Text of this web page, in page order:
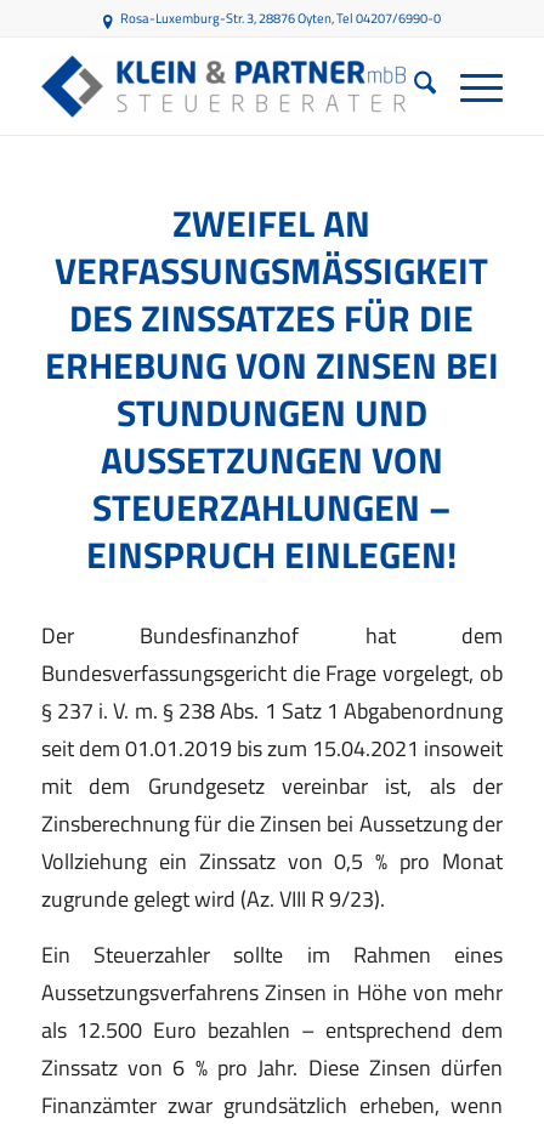
Rosa-Luxemburg-Str. 3, 28876 Oyten, Tel 04207/6990-0
ZWEIFEL AN
VERFASSUNGSMÄSSIGKEIT D
ES ZINSSATZES FÜR DIE E
RHEBUNG VON ZINSEN BEI S
TUNDUNGEN UND A
USSETZUNGEN VON S
TEUERZAHLUNGEN – E
INSPRUCH EINLEGEN!
Der Bundesfinanzhof hat dem
Bundesverfassungsgericht die Frage vorgelegt, ob
§ 237 i. V. m. § 238 Abs. 1 Satz 1 Abgabenordnung
seit dem 01.01.2019 bis zum 15.04.2021 insoweit
mit dem Grundgesetz vereinbar ist, als der
Zinsberechnung für die Zinsen bei Aussetzung der
Vollziehung ein Zinssatz von 0,5 % pro Monat
zugrunde gelegt wird (Az. VIII R 9/23).
Ein Steuerzahler sollte im Rahmen eines
Aussetzungsverfahrens Zinsen in Höhe von mehr
als 12.500 Euro bezahlen – entsprechend dem
Zinssatz von 6 % pro Jahr. Diese Zinsen dürfen
Finanzämter zwar grundsätzlich erheben, wenn